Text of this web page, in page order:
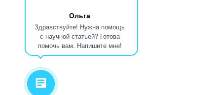
Ольга
Здравствуйте! Нужна помощь
с научной статьей? Готова
помочь вам. Напишите мне!